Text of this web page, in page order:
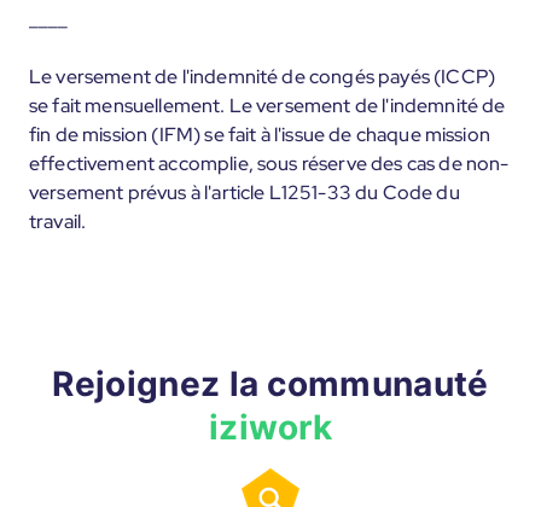
Le versement de l'indemnité de congés payés (ICCP)
se fait mensuellement. Le versement de l'indemnité de
fin de mission (IFM) se fait à l'issue de chaque mission
effectivement accomplie, sous réserve des cas de non-
versement prévus à l'article L1251-33 du Code du
travail.
Rejoignez la communauté
iziwork